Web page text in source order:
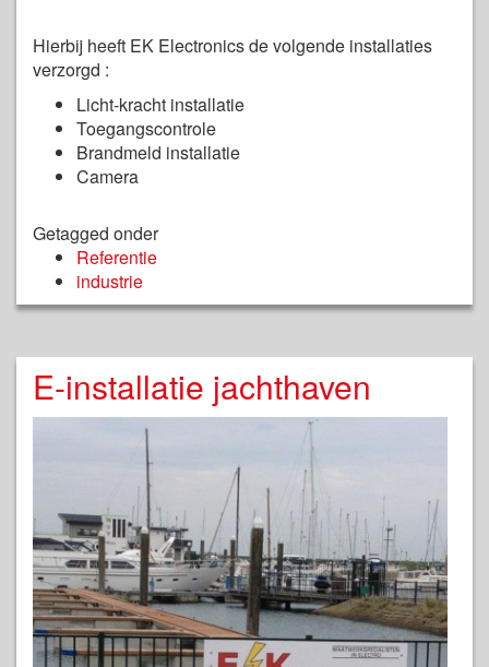
Hierbij heeft EK Electronics de volgende installaties
verzorgd :
Licht-kracht installatie
Toegangscontrole
Brandmeld installatie
Camera
Getagged onder
Referentie
industrie
E-installatie jachthaven